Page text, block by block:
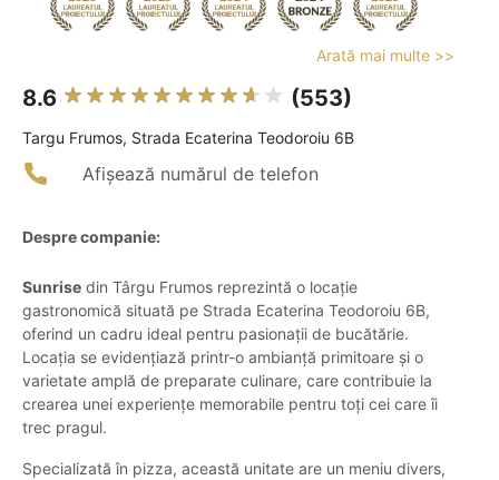
Arată mai multe >>
8.6 (553)
Targu Frumos, Strada Ecaterina Teodoroiu 6B
Afișează numărul de telefon
Despre companie:
Sunrise din Târgu Frumos reprezintă o locație
gastronomică situată pe Strada Ecaterina Teodoroiu 6B,
oferind un cadru ideal pentru pasionații de bucătărie.
Locația se evidențiază printr-o ambianță primitoare și o
varietate amplă de preparate culinare, care contribuie la
crearea unei experiențe memorabile pentru toți cei care îi
trec pragul.
Specializată în pizza, această unitate are un meniu divers,